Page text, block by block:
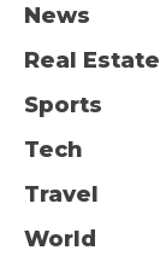
News
Real Estate
Sports
Tech
Travel
World